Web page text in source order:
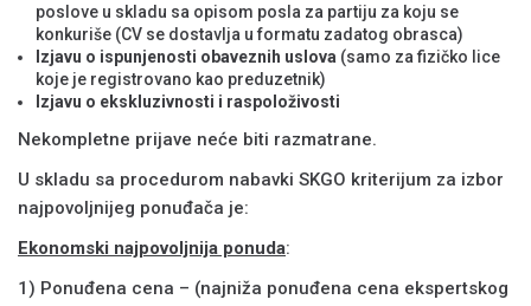
poslove u skladu sa opisom posla za partiju za koju se
konkuriše (CV se dostavlja u formatu zadatog obrasca)
Izjavu o ispunjenosti obaveznih uslova (samo za fizičko lice
koje je registrovano kao preduzetnik)
Izjavu o ekskluzivnosti i raspoloživosti
Nekompletne prijave neće biti razmatrane.
U skladu sa procedurom nabavki SKGO kriterijum za izbor
najpovoljnijeg ponuđača je:
Ekonomski najpovoljnija ponuda:
1) Ponuđena cena – (najniža ponuđena cena ekspertskog